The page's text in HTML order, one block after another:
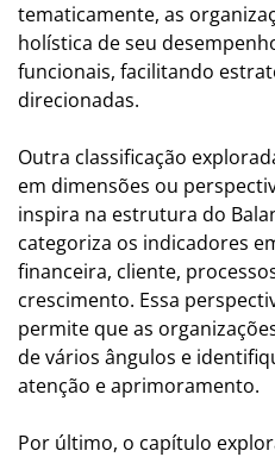
tematicamente, as
holística de seu
funcionais, facilitando
direcionadas.
Outra classificação
em dimensões ou
inspira na estrutura do
categoriza os indicadores
financeira, cliente,
crescimento. Essa
permite que as
de vários ângulos e
atenção e aprimoramento.
Por último, o capítulo